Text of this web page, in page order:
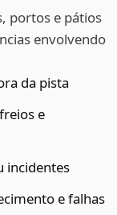
portos e pátios
envolvendo
da pista
e
incidentes
e falhas